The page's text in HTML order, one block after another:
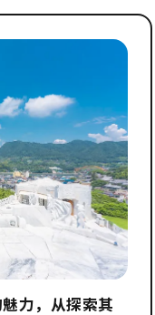
魅力，从探索其